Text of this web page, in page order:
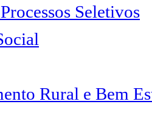
Seletivos
Rural e Bem